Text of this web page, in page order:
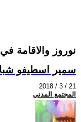
نوروز والاقامة
سمير اسطيفو
2018 / 3 / 21
المجتمع المدني